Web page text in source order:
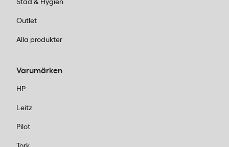
Städ & Hygien
Outlet
Alla produkter
Varumärken
HP
Leitz
Pilot